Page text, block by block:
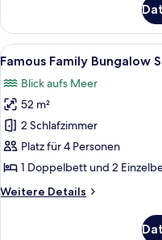
1st
Row
Sea
Private
Pool
Alle
Fotos
für
Famous
Family
Bungalow
Sea
anzeigen
8
Famous Family Bungalow
Blick aufs Meer
52 m²
2 Schlafzimmer
Platz für 4 Personen
1 Doppelbett und 2
Weitere Details
Weitere